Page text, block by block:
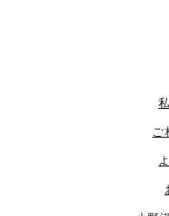
ご